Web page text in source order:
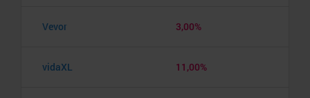
Vevor 3,00%
vidaXL 11,00%